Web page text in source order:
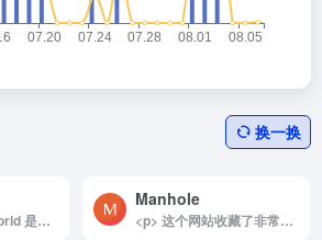
换一换
<p>VisaGuide World 是一个免费的全球签证信息指南网站，提供丰富的签证信息及最新的政策动态。其全球护照指数系统基于独特的目的地重要性评分（DSS），对各国护照进行详细排名，为旅行者和移民者提供全面的签证和护照信息，是出行规划的有力助手。</p><p>查看排名：<a href="https://www.40000.net/go/?url=aHR0cHM6Ly9jb2Rlcm5hdi5jb20vZ28vP3VybD1hSFIwY0hNNkx5OTJhWE5oWjNWcFpHVXVkMjl5YkdRdmNHRnpjM0J2Y25RdmFXNWtaWGclM0Q%3D" target="_blank" rel="noopener" class="external external" rel="nofollow noopener">https://visaguide.world/passport/index</a></p><p>详细介绍：</p><p>VisaGuide World 是一个专为全球旅行者和移民者设计的在线签证信息指南平台。该网站旨在简化签证信息的获取过程，为用户提供一目了然的签证政策、申请要求以及最新动态，帮助旅行者快速了解前往各国所需的签证类型和条件。无论是短期旅游、商务访问还是长期移民计划，VisaGuide World 都为用户提供了详细、权威的签证指南，同时实时跟踪更新各国的签证政策变化。</p><p>此外，VisaGuide World 提供了一个名为全球护照指数的护照排名系统。该系统通过称为目的地重要性评分（DSS）的独特算法，衡量护照的实际价值。DSS依据多重因素，对全球199个国家和地区的护照进行评估，包括免签国家数量、签证便捷度等，为每本护照赋予一个独特的评分。通过这些数据，用户可以清晰地了解不同护照的全球排名和持有优势。截至2024年6月，根据VisaGuide World的排名，新加坡护照以91.15分位居榜首，被认为是全球最具实力的护照。</p><p>作为签证和护照信息领域的领先平台，VisaGuide World 不仅适用于普通旅行者，也为商务人士、移民申请者提供了可靠的资源。它的全球护照指数使用户能够根据最新数据做出明智的出行或移民选择。</p><img decoding="async" data-src="//www.40000.net/wp-content/uploads/2024/12/20241215075543-675e8b7fa72cf.webp" src="https://www.40000.net/wp-content/themes/onenav/images/t.png" alt="VisaGuide">
Manhole
<p> 这个网站收藏了非常多全世界各地有趣的井盖，还能看这个井盖具体在什么地方。 </p>